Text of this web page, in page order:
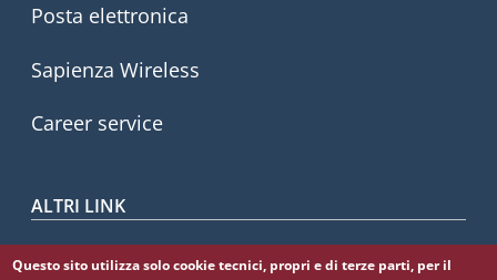
Posta elettronica
Sapienza Wireless
Career service
ALTRI LINK
CIAO
Questo sito utilizza solo cookie tecnici, propri e di terze parti, per il